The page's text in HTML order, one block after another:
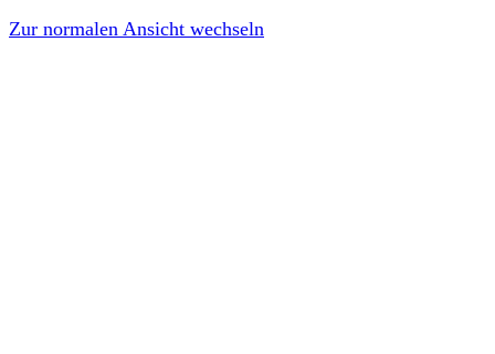
Zur normalen Ansicht wechseln